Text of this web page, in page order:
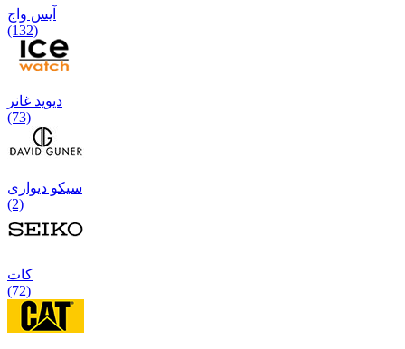
آیس واج
(132)
دیوید غانر
(73)
سیکو دیواری
(2)
كات
(72)